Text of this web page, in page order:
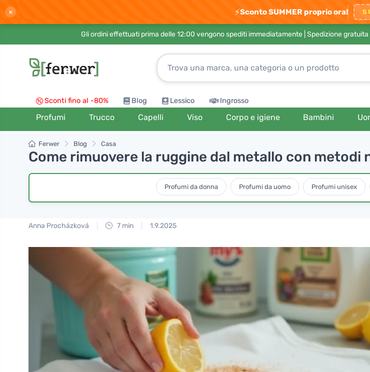
× ⚡Sconto SUMMER proprio ora!
Gli ordini effettuati prima delle 12:00 vengono spediti immediatamente | Spedizione gratuita
Sconti fino al -80% Blog Lessico Ingrosso
Profumi Trucco Capelli Viso Corpo e igiene Bambini
Ferwer Blog Casa
Come rimuovere la ruggine dal metallo con
Profumi da donna Profumi da uomo Profumi unisex
Anna Procházková 7 min 1.9.2025